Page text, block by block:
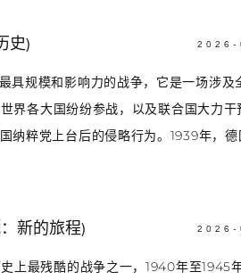
史) 2026-
具规模和影响力的战争，它是一场涉及
界各大国纷纷参战，以及联合国大力
纳粹党上台后的侵略行为。1939年，
新的旅程) 2026-
上最残酷的战争之一，1940年至1945